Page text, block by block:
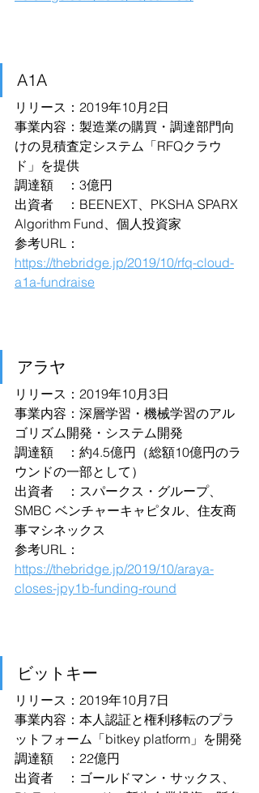
A1A
リリース：2019年10月2日
事業内容：製造業の購買・調達部門向
けの見積査定システム「RFQクラウ
ド」を提供
調達額　：3億円
出資者　：BEENEXT、PKSHA SPARX
Algorithm Fund、個人投資家
参考URL：
https://thebridge.jp/2019/10/rfq-cloud-
a1a-fundraise
アラヤ
リリース：2019年10月3日
事業内容：深層学習・機械学習のアル
ゴリズム開発・システム開発
調達額　：約4.5億円（総額10億円のラ
ウンドの一部として）
出資者　：スパークス・グループ、
SMBC ベンチャーキャピタル、住友商
事マシネックス
参考URL：
https://thebridge.jp/2019/10/araya-
closes-jpy1b-funding-round
ビットキー
リリース：2019年10月7日
事業内容：本人認証と権利移転のプラ
ットフォーム「bitkey platform」を開発
調達額　：22億円
出資者　：ゴールドマン・サックス、